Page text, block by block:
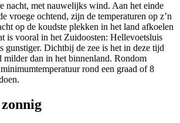
nacht, met nauwelijks wind. Aan het einde
vroege ochtend, zijn de temperaturen op z’n
op de koudste plekken in het land afkoelen
is vooral in het Zuidoosten: Hellevoetsluis
gunstiger. Dichtbij de zee is het in deze tijd
milder dan in het binnenland. Rondom
rond een graad of 8